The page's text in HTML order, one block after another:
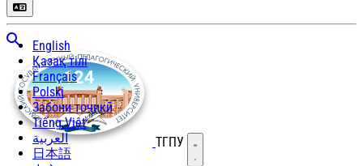
English
Қазақ тілі
Français
Polski
Забони тоҷикӣ
Tiếng Việt
العربية
日本語
ТГПУ Открыть меню